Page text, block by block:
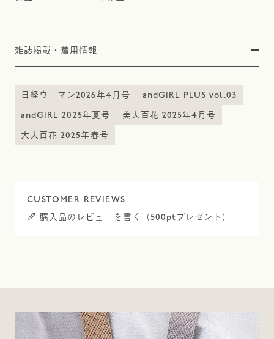
雑誌掲載・着用情報
日経ウーマン2026年4月号
andGIRL PLUS vol.03
andGIRL 2025年夏号
美人百花 2025年4月号
大人百花 2025年春号
購入品のレビューを書く（500ptプレゼント）